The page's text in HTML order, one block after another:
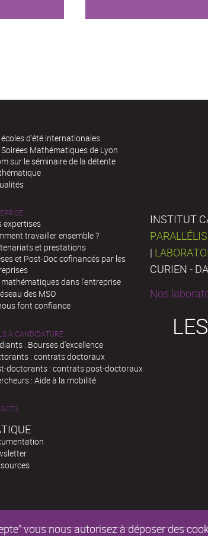
vous nous autorisez à déposer des
écoles d'été internationales
Soirées Mathématiques de Lyon
sur le séminaire de la détente
expertises
travailler ensemble ?
et prestations
et Post-Doc cofinancés par les
mathématiques dans l’entreprise
des MSO
font confiance
À CANDIDATURE
: Bourses d'excellence
: contrats doctoraux
doctorants : contrats post-doctoraux
: Aide à la mobilité
INSTITUT
|
CURIEN -
Nos